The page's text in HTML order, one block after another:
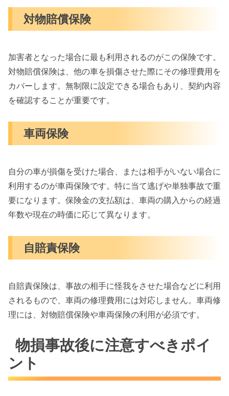
対物賠償保険
加害者となった場合に最も利用されるのがこの保険です。
対物賠償保険は、他の車を損傷させた際にその修理費用を
カバーします。無制限に設定できる場合もあり、契約内容
を確認することが重要です。
車両保険
自分の車が損傷を受けた場合、または相手がいない場合に
利用するのが車両保険です。特に当て逃げや単独事故で重
要になります。保険金の支払額は、車両の購入からの経過
年数や現在の時価に応じて異なります。
自賠責保険
自賠責保険は、事故の相手に怪我をさせた場合などに利用
されるもので、車両の修理費用には対応しません。車両修
理には、対物賠償保険や車両保険の利用が必須です。
物損事故後に注意すべきポイ
ント